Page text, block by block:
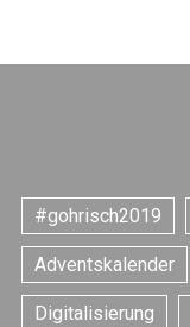
#gohrisch2019
Adventskalender
Digitalisierung
o